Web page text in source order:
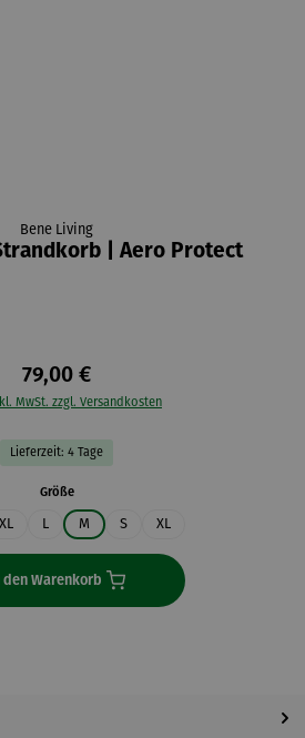
Bene Living
| Aero Protect
79,00 €
MwSt. zzgl. Versandkosten
Lieferzeit: 4 Tage
Größeauswählen
L M S XL
den Warenkorb